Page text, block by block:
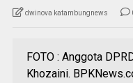
dwinova katambungnews
FOTO : Anggota
Khozaini.